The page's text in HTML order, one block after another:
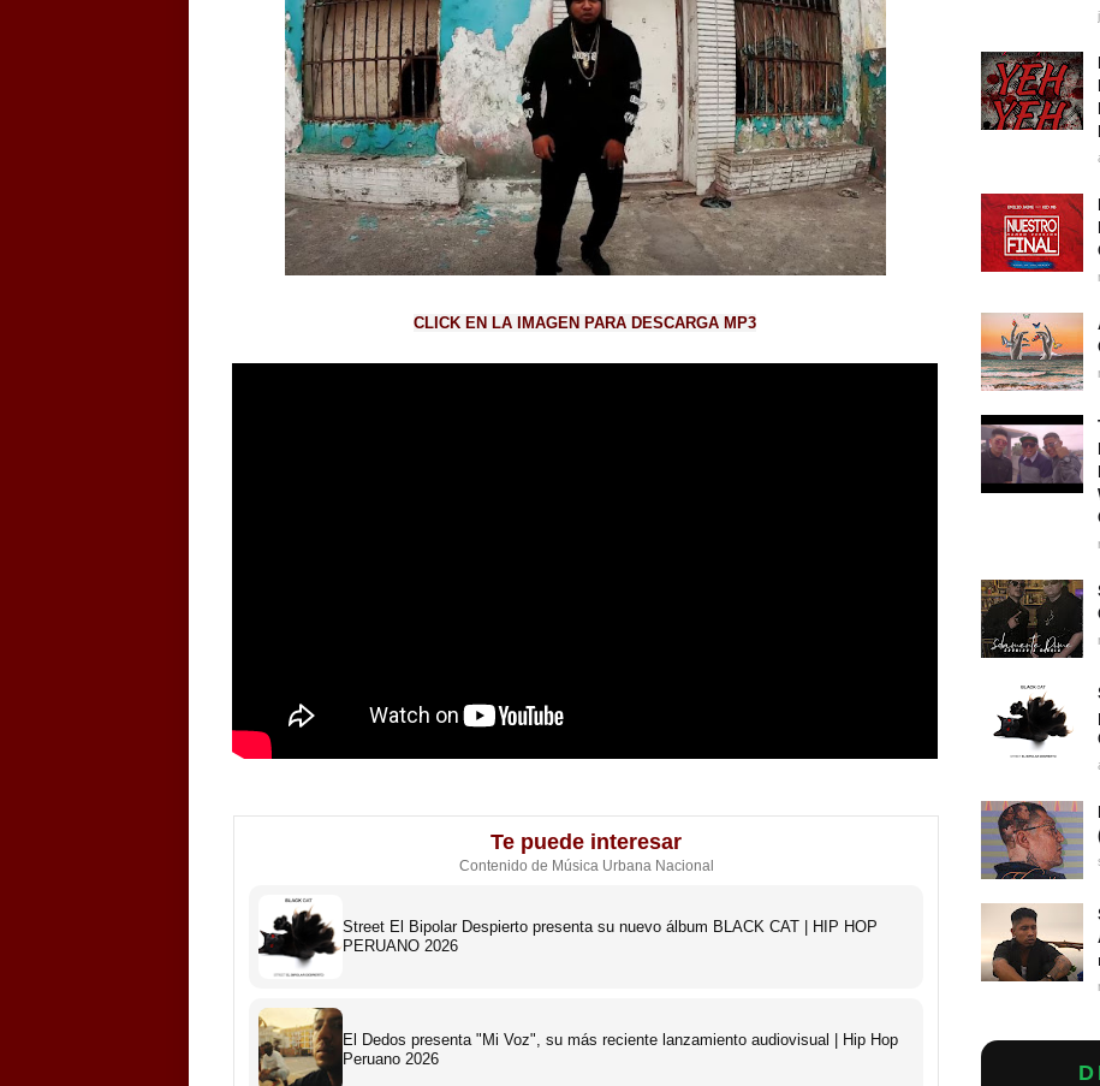
CLICK EN LA IMAGEN PARA DESCARGA MP3
Te puede interesar
Contenido de Música Urbana Nacional
Street El Bipolar Despierto presenta su nuevo álbum BLACK CAT | HIP HOP
PERUANO 2026
El Dedos presenta "Mi Voz", su más reciente lanzamiento audiovisual | Hip Hop
Peruano 2026